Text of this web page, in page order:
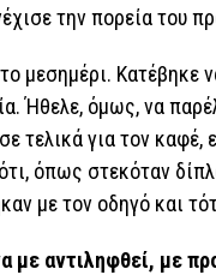
την πορεία του
μεσημέρι.
Ήθελε, όμως, να
τελικά για τον
όπως στεκόταν
με τον οδηγό και
με αντιληφθεί, με